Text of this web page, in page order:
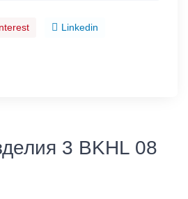
Linkedin
3 BKHL 08